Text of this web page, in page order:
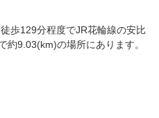
歩129分程度でJR花輪線の安比
約9.03(km)の場所にあります。